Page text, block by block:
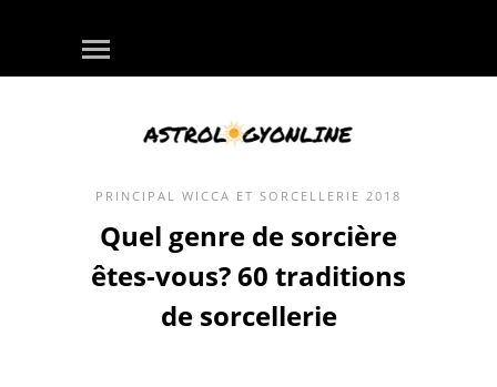
PRINCIPAL WICCA ET SORCELLERIE 2018
Quel genre de sorcière
êtes-vous? 60 traditions
de sorcellerie